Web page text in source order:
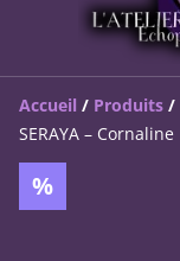
Accueil / Produits /
SERAYA – Cornaline
%